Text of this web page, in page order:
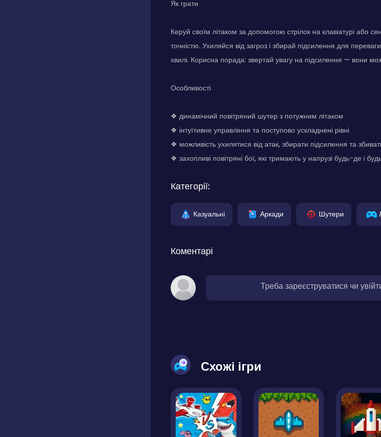
Як грати
Керуй своїм літаком за допомогою стрілок на клавіатурі або
точністю. Ухиляйся від загроз і збирай підсилення для
хвилі. Корисна порада: звертай увагу на підсилення — вони
Особливості
❖ динамічний повітряний шутер з потужним літаком
❖ інтуїтивне управління та поступово ускладнені рівні
❖ можливість ухилятися від атак, збирати підсилення та
❖ захопливі повітряні бої, які тримають у напрузі будь-де і
Категорії:
Казуальні Аркади Шутери
Коментарі
Треба зареєструватися чи
Схожі ігри